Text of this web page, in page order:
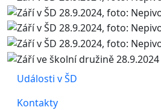
Události v ŠD
Kontakty